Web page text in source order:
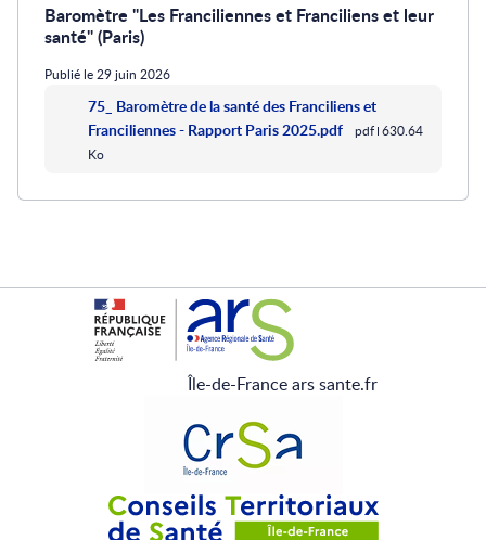
Baromètre "Les Franciliennes et Franciliens et leur
santé" (Paris)
Publié le 29 juin 2026
75_ Baromètre de la santé des Franciliens et
Franciliennes - Rapport Paris 2025.pdf
pdf 630.64
Ko
Île-de-France ars sante.fr